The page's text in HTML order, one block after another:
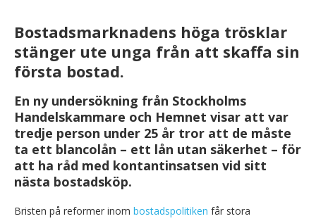
Bostadsmarknadens höga trösklar
stänger ute unga från att skaffa sin
första bostad.
En ny undersökning från Stockholms
Handelskammare och Hemnet visar att var
tredje person under 25 år tror att de måste
ta ett blancolån – ett lån utan säkerhet – för
att ha råd med kontantinsatsen vid sitt
nästa bostadsköp.
Bristen på reformer inom bostadspolitiken får stora